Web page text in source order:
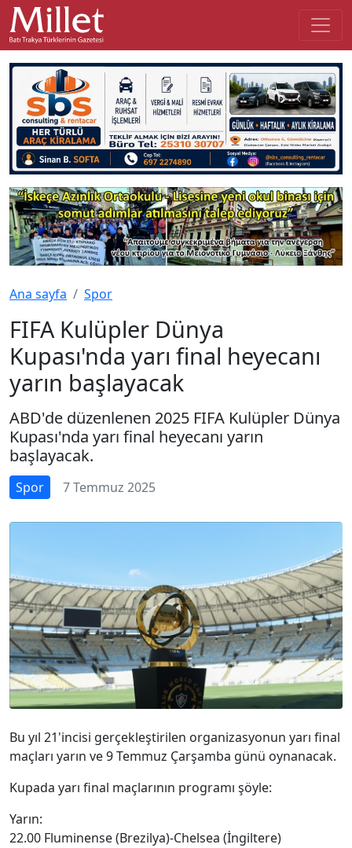
Ana sayfa Spor
FIFA Kulüpler Dünya
Kupası'nda yarı final heyecanı
yarın başlayacak
ABD'de düzenlenen 2025 FIFA Kulüpler Dünya
Kupası'nda yarı final heyecanı yarın
başlayacak.
Spor 7 Temmuz 2025
Bu yıl 21'incisi gerçekleştirilen organizasyonun yarı final
maçları yarın ve 9 Temmuz Çarşamba günü oynanacak.
Kupada yarı final maçlarının programı şöyle:
Yarın:
22.00 Fluminense (Brezilya)-Chelsea (İngiltere)